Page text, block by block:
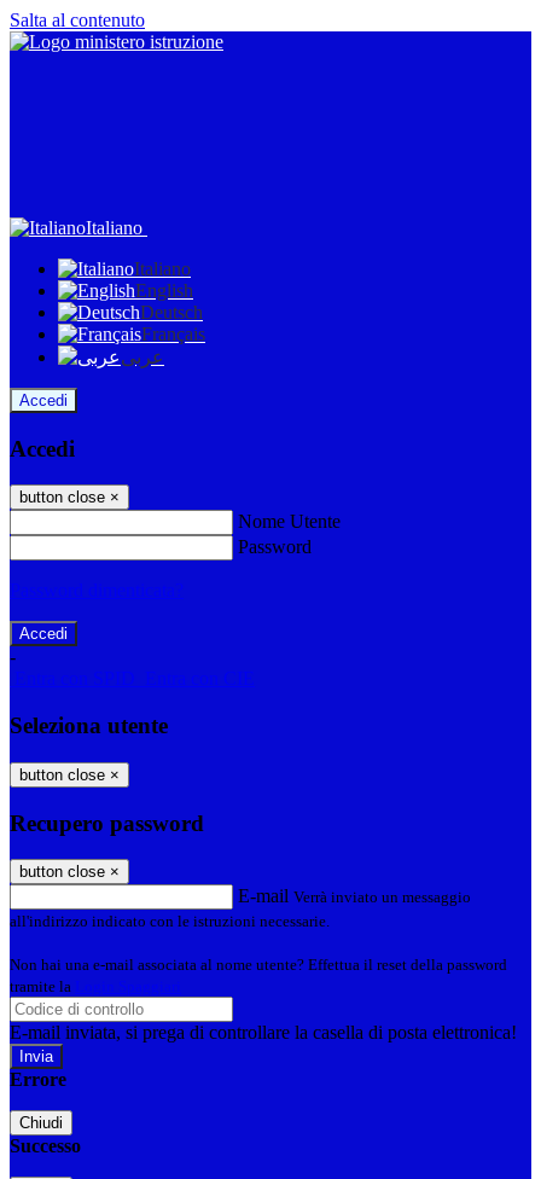
Salta al contenuto
Italiano
Italiano
English
Deutsch
Français
عربى
Accedi
Accedi
button close ×
Nome Utente
Password
Password dimenticata?
-
Entra con SPID
Entra con CIE
Seleziona utente
button close ×
Recupero password
button close ×
E-mail Verrà inviato un messaggio
all'indirizzo indicato con le istruzioni necessarie.
Non hai una e-mail associata al nome utente? Effettua il reset della password
tramite la Login Spaggiari
E-mail inviata, si prega di controllare la casella di posta elettronica!
Errore
Chiudi
Successo